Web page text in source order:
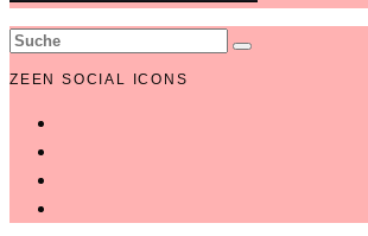
ZEEN SOCIAL ICONS